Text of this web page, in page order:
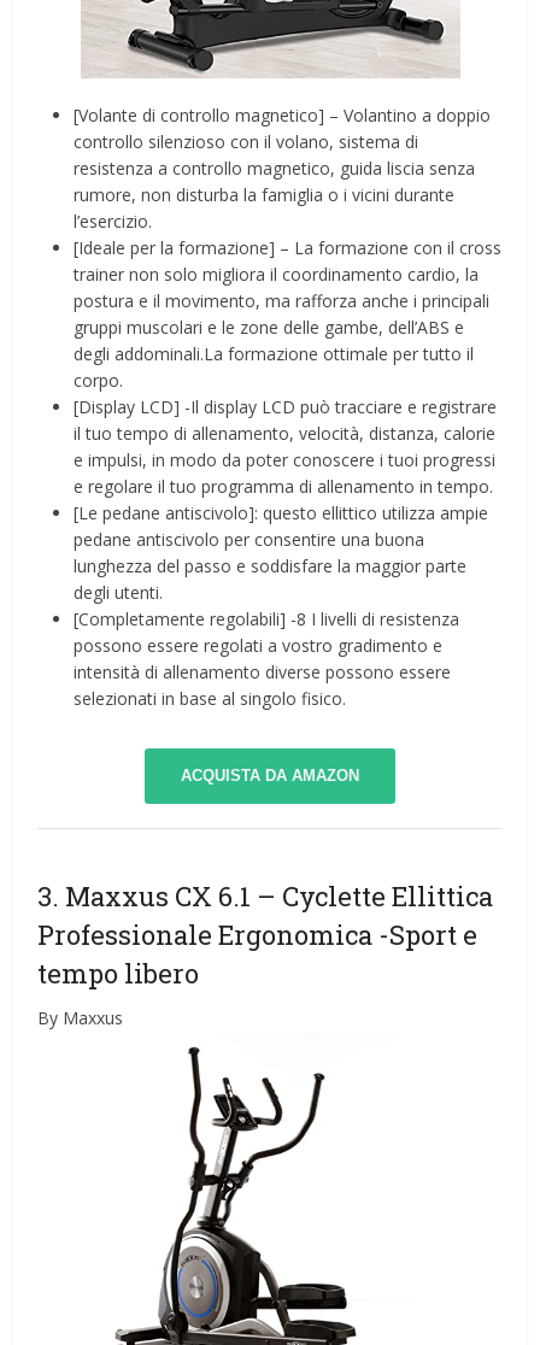
[Volante di controllo magnetico] – Volantino a doppio
controllo silenzioso con il volano, sistema di
resistenza a controllo magnetico, guida liscia senza
rumore, non disturba la famiglia o i vicini durante
l’esercizio.
[Ideale per la formazione] – La formazione con il cross
trainer non solo migliora il coordinamento cardio, la
postura e il movimento, ma rafforza anche i principali
gruppi muscolari e le zone delle gambe, dell’ABS e
degli addominali.La formazione ottimale per tutto il
corpo.
[Display LCD] -Il display LCD può tracciare e registrare
il tuo tempo di allenamento, velocità, distanza, calorie
e impulsi, in modo da poter conoscere i tuoi progressi
e regolare il tuo programma di allenamento in tempo.
[Le pedane antiscivolo]: questo ellittico utilizza ampie
pedane antiscivolo per consentire una buona
lunghezza del passo e soddisfare la maggior parte
degli utenti.
[Completamente regolabili] -8 I livelli di resistenza
possono essere regolati a vostro gradimento e
intensità di allenamento diverse possono essere
selezionati in base al singolo fisico.
ACQUISTA DA AMAZON
3. Maxxus CX 6.1 – Cyclette Ellittica
Professionale Ergonomica -Sport e
tempo libero
By Maxxus